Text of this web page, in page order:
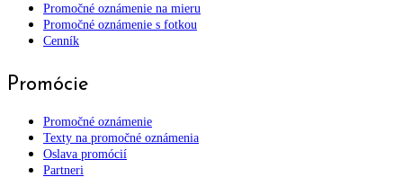
Promočné oznámenie na mieru
Promočné oznámenie s fotkou
Cenník
Promócie
Promočné oznámenie
Texty na promočné oznámenia
Oslava promócií
Partneri